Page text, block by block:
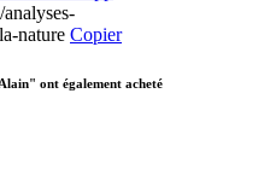
nature Copier
ont également acheté